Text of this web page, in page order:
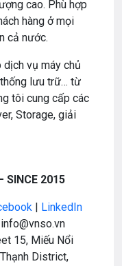
cao. Phù hợp
hàng ở mọi
cả nước.
dịch vụ máy chủ
thống lưu trữ… từ
tôi cung cấp các
Storage, giải
SINCE 2015
| LinkedIn
15, Miếu Nổi
District,